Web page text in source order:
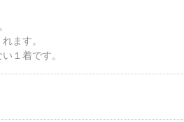
ます。
１着です。